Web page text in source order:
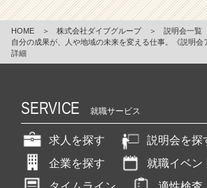
HOME ＞ 株式会社ダイブグループ ＞ 説明会一覧
自分の成果が、人や地域の未来を変える仕事。《説明会
詳細
SERVICE 就職サービス
求人を探す
説明会を探
企業を探す
就職イベン